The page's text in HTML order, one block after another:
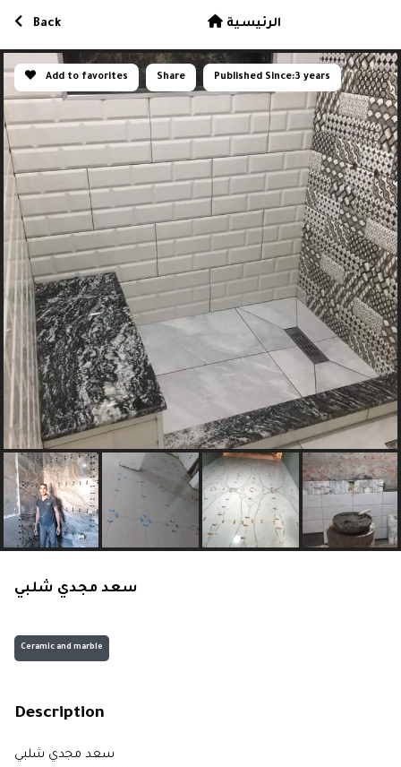
Add to favorites Share Published Since:3 years
سعد مجدي شلبي
Ceramic and marble
Description
سعد مجدي شلبي
Back الرئيسية